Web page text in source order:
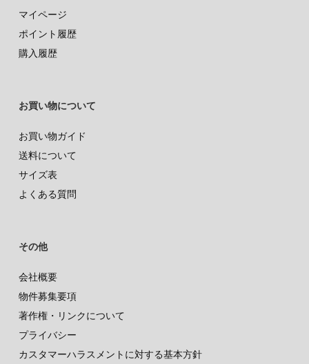
マイページ
ポイント履歴
購入履歴
お買い物について
お買い物ガイド
送料について
サイズ表
よくある質問
その他
会社概要
物件募集要項
著作権・リンクについて
プライバシー
カスタマーハラスメントに対する基本方針